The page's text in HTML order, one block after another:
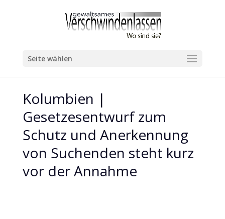
Seite wählen
Kolumbien |
Gesetzesentwurf zum
Schutz und Anerkennung
von Suchenden steht kurz
vor der Annahme